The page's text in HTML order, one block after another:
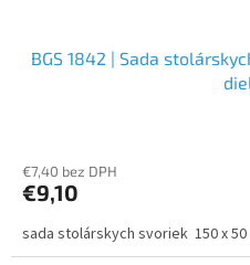
BGS 1842 | Sada
€7,40 bez DPH
€9,10
sada stolárskych svoriek 150 x